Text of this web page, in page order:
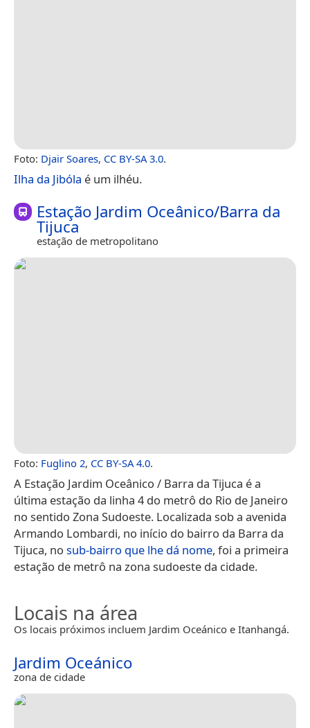
Foto: Djair Soares, CC BY-SA 3.0.
Ilha da Jibóla é um ilhéu.
Estação Jardim Oceânico/Barra da
Tijuca
estação de metropolitano
Foto: Fuglino 2, CC BY-SA 4.0.
A Estação Jardim Oceânico / Barra da Tijuca é a
última estação da linha 4 do metrô do Rio de Janeiro
no sentido Zona Sudoeste. Localizada sob a avenida
Armando Lombardi, no início do bairro da Barra da
Tijuca, no sub-bairro que lhe dá nome, foi a primeira
estação de metrô na zona sudoeste da cidade.
Locais na área
Os locais próximos incluem Jardim Oceánico e Itanhangá.
Jardim Oceánico
zona de cidade